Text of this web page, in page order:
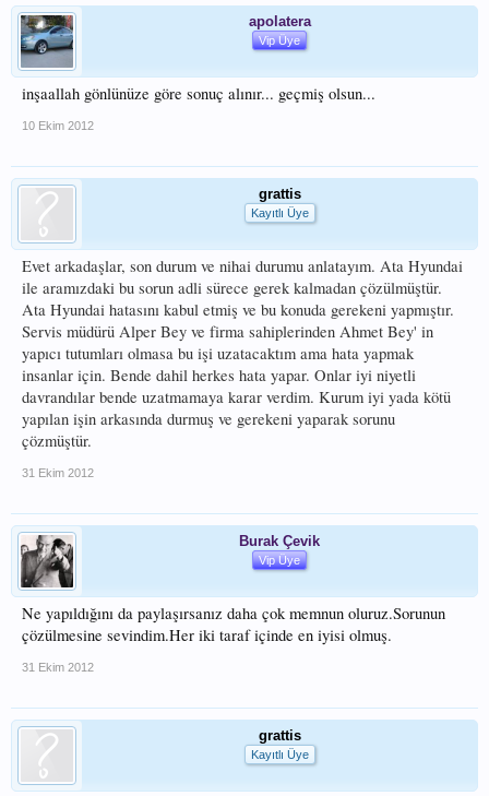
apolatera
Vip Üye
inşaallah gönlünüze göre sonuç alınır... geçmiş olsun...
10 Ekim 2012
grattis
Kayıtlı Üye
Evet arkadaşlar, son durum ve nihai durumu anlatayım. Ata Hyundai
ile aramızdaki bu sorun adli sürece gerek kalmadan çözülmüştür.
Ata Hyundai hatasını kabul etmiş ve bu konuda gerekeni yapmıştır.
Servis müdürü Alper Bey ve firma sahiplerinden Ahmet Bey' in
yapıcı tutumları olmasa bu işi uzatacaktım ama hata yapmak
insanlar için. Bende dahil herkes hata yapar. Onlar iyi niyetli
davrandılar bende uzatmamaya karar verdim. Kurum iyi yada kötü
yapılan işin arkasında durmuş ve gerekeni yaparak sorunu
çözmüştür.
31 Ekim 2012
Burak Çevik
Vip Üye
Ne yapıldığını da paylaşırsanız daha çok memnun oluruz.Sorunun
çözülmesine sevindim.Her iki taraf içinde en iyisi olmuş.
31 Ekim 2012
grattis
Kayıtlı Üye